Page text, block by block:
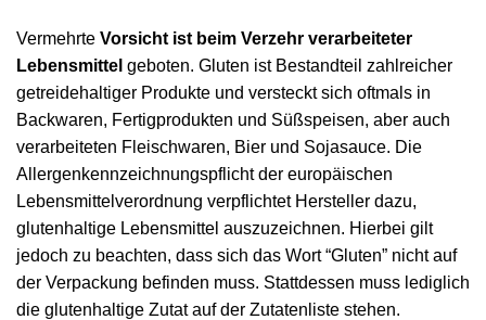
Vermehrte Vorsicht ist beim Verzehr verarbeiteter
Lebensmittel geboten. Gluten ist Bestandteil zahlreicher
getreidehaltiger Produkte und versteckt sich oftmals in
Backwaren, Fertigprodukten und Süßspeisen, aber auch
verarbeiteten Fleischwaren, Bier und Sojasauce. Die
Allergenkennzeichnungspflicht der europäischen
Lebensmittelverordnung verpflichtet Hersteller dazu,
glutenhaltige Lebensmittel auszuzeichnen. Hierbei gilt
jedoch zu beachten, dass sich das Wort “Gluten” nicht auf
der Verpackung befinden muss. Stattdessen muss lediglich
die glutenhaltige Zutat auf der Zutatenliste stehen.